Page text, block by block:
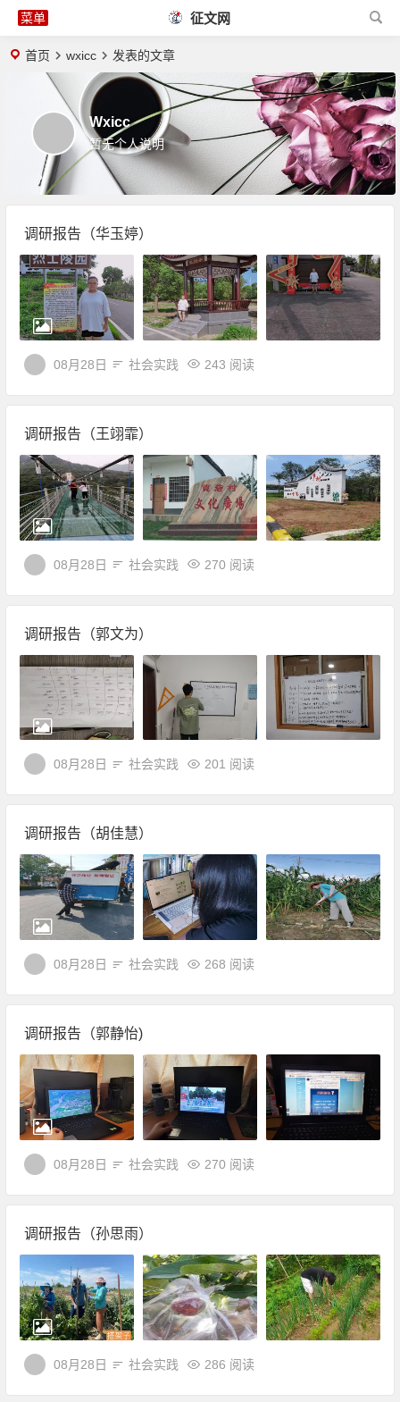
征文网
首页 wxicc 发表的文章
Wxicc
暂无个人说明
调研报告（华玉婷）
08月28日 社会实践 243 阅读
调研报告（王翊霏）
08月28日 社会实践 270 阅读
调研报告（郭文为）
08月28日 社会实践 201 阅读
调研报告（胡佳慧）
08月28日 社会实践 268 阅读
调研报告（郭静怡)
08月28日 社会实践 270 阅读
调研报告（孙思雨）
08月28日 社会实践 286 阅读